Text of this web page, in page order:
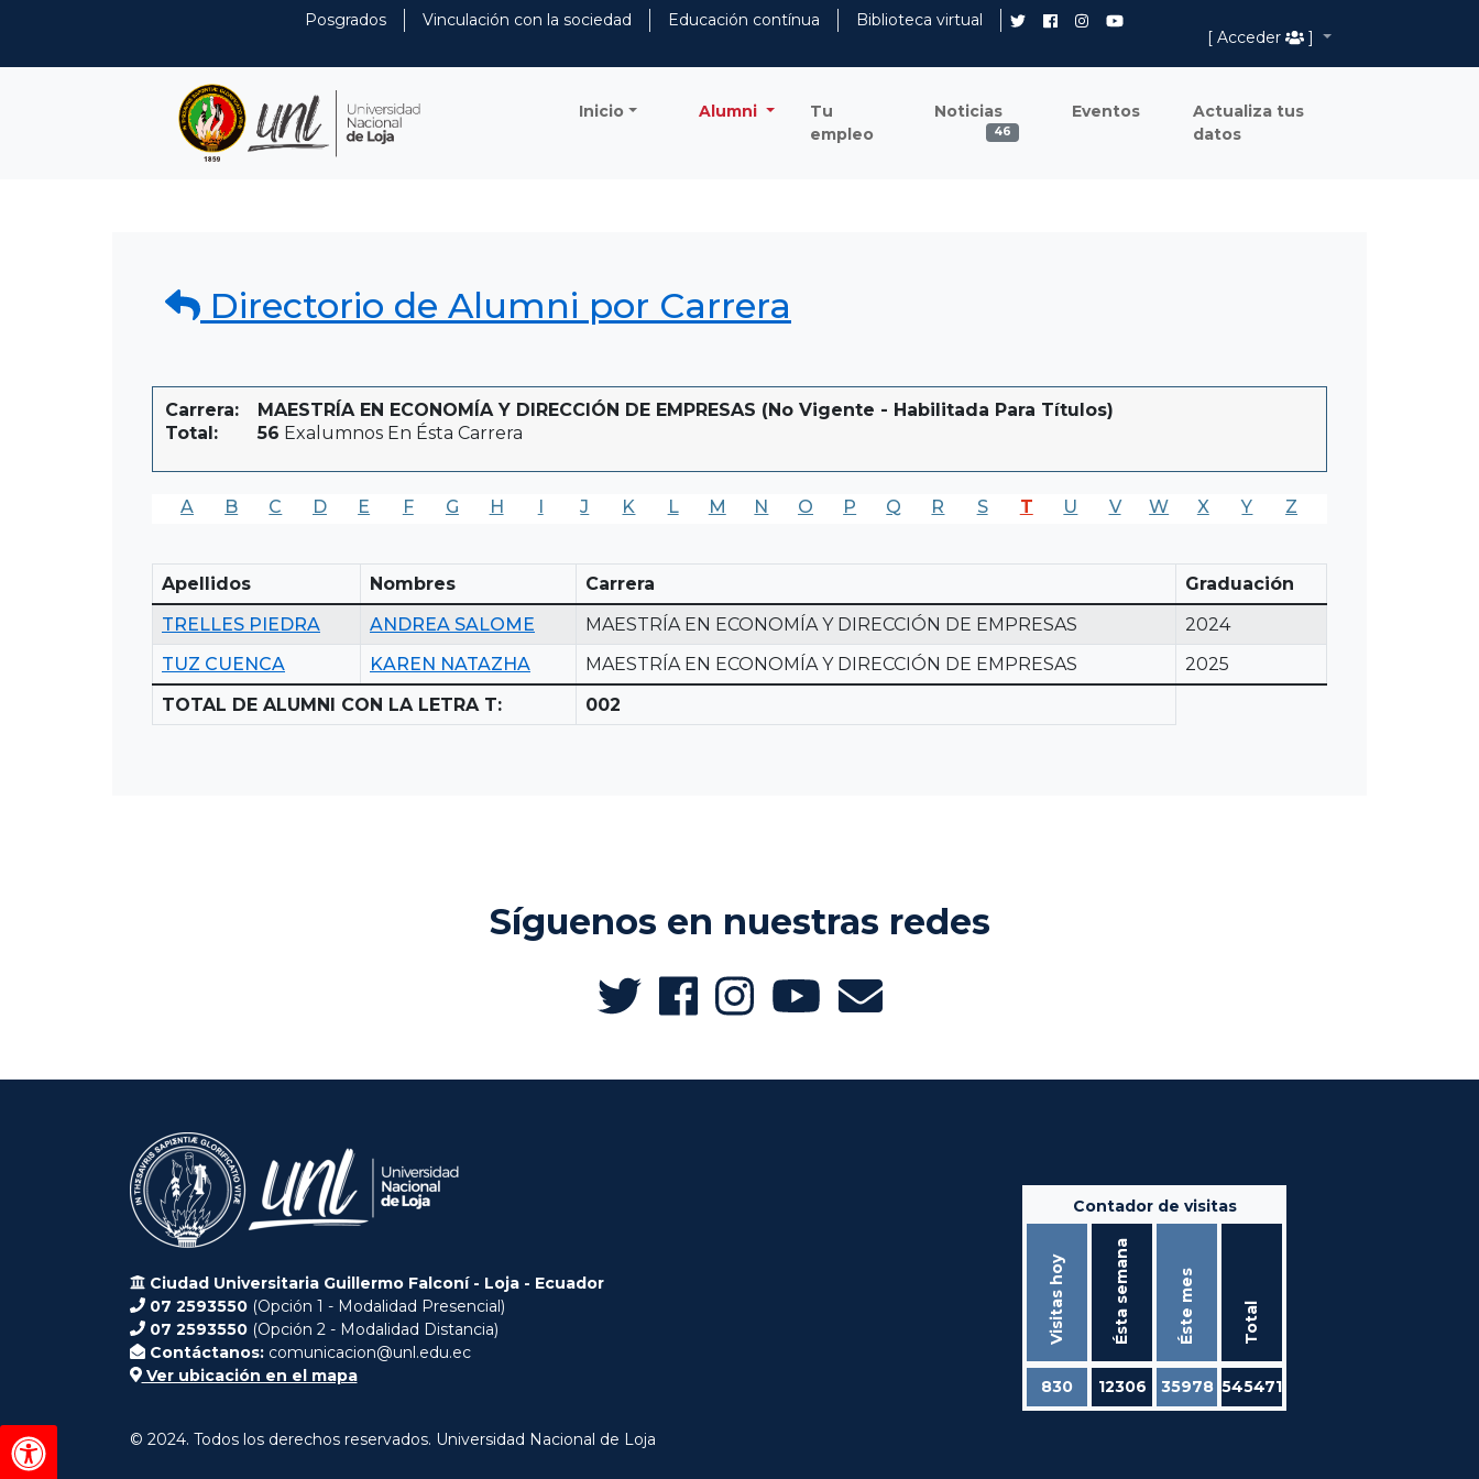
Posgrados Vinculación con la sociedad Educación contínua
Biblioteca virtual
[ Acceder
]
Inicio Alumni
Tu
empleo
Noticias
46
Eventos
Actualiza tus
datos
Directorio de Alumni por Carrera
Carrera:
MAESTRÍA EN ECONOMÍA Y DIRECCIÓN DE EMPRESAS (No Vigente - Habilitada Para Títulos)
Total:
56 Exalumnos En Ésta Carrera
A B C D E F G H I J K L M N O P Q R S T U V W X Y Z
Apellidos Nombres Carrera
Graduación
TRELLES PIEDRA
ANDREA SALOME MAESTRÍA EN ECONOMÍA Y DIRECCIÓN DE EMPRESAS
2024
TUZ CUENCA
KAREN NATAZHA MAESTRÍA EN ECONOMÍA Y DIRECCIÓN DE EMPRESAS
2025
TOTAL DE ALUMNI CON LA LETRA T:
002
Síguenos en nuestras redes
Ciudad Universitaria Guillermo Falconí - Loja - Ecuador
07 2593550 (Opción 1 - Modalidad Presencial)
07 2593550 (Opción 2 - Modalidad Distancia)
Contáctanos: comunicacion@unl.edu.ec
Ver ubicación en el mapa
Contador de visitas
Visitas hoy Ésta semana Éste mes Total
830 12306 35978 545471
© 2024. Todos los derechos reservados. Universidad Nacional de Loja